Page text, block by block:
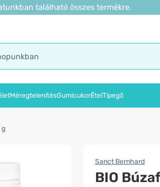
található összes termékre.
MéregtelenítésGumicukorÉtelTipegő
g
Sanct Bernhard
BIO